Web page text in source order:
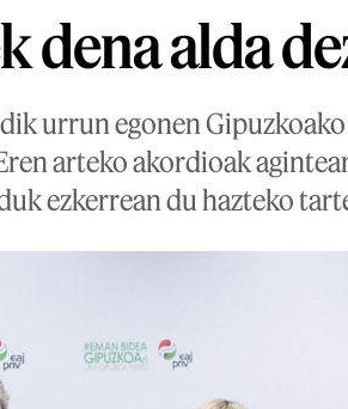
dena alda
urrun egonen
arteko akordioak
ezkerrean du hazteko